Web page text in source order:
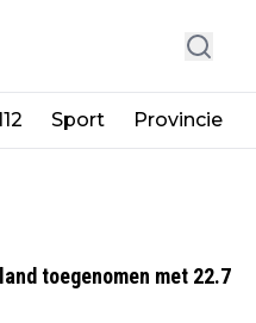
Sport Provincie
toegenomen met 22.7